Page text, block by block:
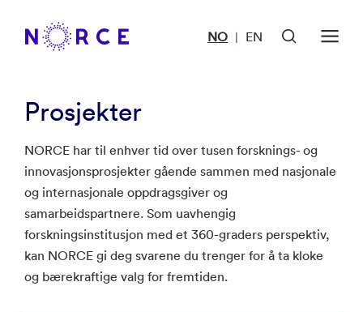
NO | EN
Prosjekter
NORCE har til enhver tid over tusen forsknings- og
innovasjonsprosjekter gående sammen med nasjonale
og internasjonale oppdragsgiver og
samarbeidspartnere. Som uavhengig
forskningsinstitusjon med et 360-graders perspektiv,
kan NORCE gi deg svarene du trenger for å ta kloke
og bærekraftige valg for fremtiden.